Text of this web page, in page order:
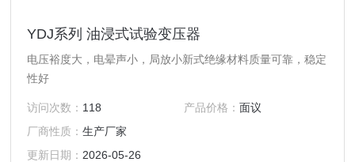
YDJ系列 油浸式试验变压器
电压裕度大，电晕声小，局放小新式绝缘材料质量可靠，稳定
性好
访问次数： 118 产品价格： 面议
厂商性质：生产厂家
更新日期： 2026-05-26